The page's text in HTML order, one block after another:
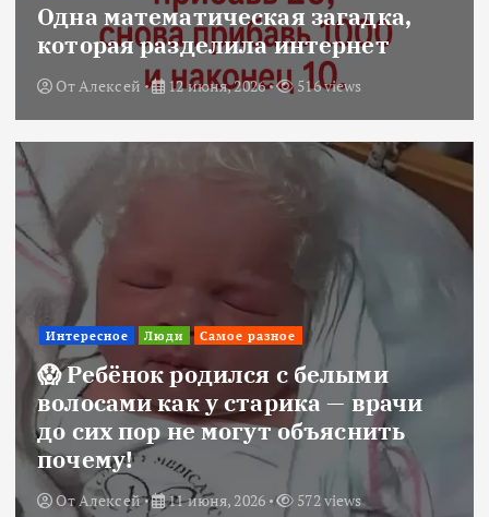
Одна математическая загадка,
которая разделила интернет
От Алексей 12 июня, 2026 516 views
Интересное Люди Самое разное
😱 Ребёнок родился с белыми
волосами как у старика — врачи
до сих пор не могут объяснить
почему!
От Алексей 11 июня, 2026 572 views